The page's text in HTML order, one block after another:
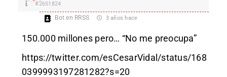
#2651824
Bot en RRSS 3 años hace
150.000 millones pero… “No me preocupa”
https://twitter.com/esCesarVidal/status/168
0399993197281282?s=20